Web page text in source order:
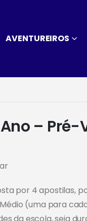
AVENTUREIROS
Ano –
por 4 apostilas,
(uma para